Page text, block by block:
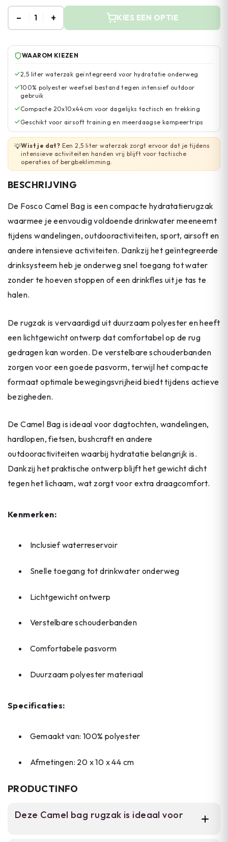
– 1 + KIES EEN OPTIE
WAAROM KIEZEN
2,5 liter waterzak geïntegreerd voor hydratatie onderweg
100% polyester weefsel bestand tegen intensief outdoor
gebruik
Compacte 20x10x44cm voor dagelijks tactisch en trekking
Geschikt voor airsoft training en meerdaagse kampeertrips
💡Wist je dat? Een 2,5 liter waterzak zorgt ervoor dat je tijdens
intensieve activiteiten handen vrij blijft voor tactische
operaties of bergbeklimming.
BESCHRIJVING
De Fosco Camel Bag is een compacte hydratatierugzak
waarmee je eenvoudig voldoende drinkwater meeneemt
tijdens wandelingen, outdooractiviteiten, sport, airsoft en
andere intensieve activiteiten. Dankzij het geïntegreerde
drinksysteem heb je onderweg snel toegang tot water
zonder te hoeven stoppen of een drinkfles uit je tas te
halen.
De rugzak is vervaardigd uit duurzaam polyester en heeft
een lichtgewicht ontwerp dat comfortabel op de rug
gedragen kan worden. De verstelbare schouderbanden
zorgen voor een goede pasvorm, terwijl het compacte
formaat optimale bewegingsvrijheid biedt tijdens actieve
bezigheden.
De Camel Bag is ideaal voor dagtochten, wandelingen,
hardlopen, fietsen, bushcraft en andere
outdooractiviteiten waarbij hydratatie belangrijk is.
Dankzij het praktische ontwerp blijft het gewicht dicht
tegen het lichaam, wat zorgt voor extra draagcomfort.
Kenmerken:
Inclusief waterreservoir
Snelle toegang tot drinkwater onderweg
Lichtgewicht ontwerp
Verstelbare schouderbanden
Comfortabele pasvorm
Duurzaam polyester materiaal
Specificaties:
Gemaakt van: 100% polyester
Afmetingen: 20 x 10 x 44 cm
PRODUCTINFO
Deze Camel bag rugzak is ideaal voor